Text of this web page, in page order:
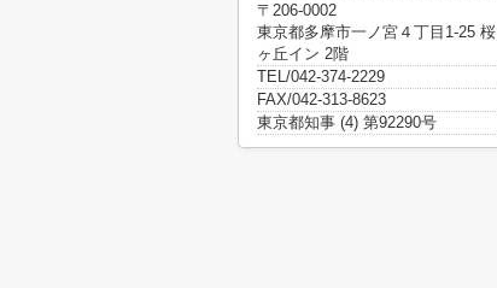
〒206-0002
東京都多摩市一ノ宮４丁目1-25 桜
ヶ丘イン 2階
TEL/042-374-2229
FAX/042-313-8623
東京都知事 (4) 第92290号